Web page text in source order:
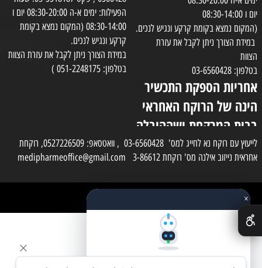
יום ו 08:30-14:00
(המקום נמצא בקומת קרקע ונגיש לנכים.
במידת הצורך ניתן לקבל את עזרת
הצוות
בטלפון: 03-6560428
אחריות הספקת התכשיר
הינה של הרוקח האחראי
בבית המרקחת ושההובלה
בפועל תעשה בעזרת
השליח
הפעילות: ימים א-ה 08:30-20:00 יום ו
08:30-14:00 (המקום נמצא בקומת
קרקע ונגיש לנכים.
במידת הצורך ניתן לקבל את עזרת הצוות
בטלפון: 051-2248175 )
לייעוץ עם רוקח נא לחייג למס' 03-6560428 , וואטסאפ: 0527226509, רוקחת
אחראית נייזוב אילנה מס' רוקחת 3-86612 medipharmeoffice@gmail.com
✕×
שאלו את העוזר החכם